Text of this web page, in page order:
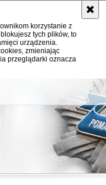
korzystanie z
tych plików, to
urządzenia.
zmieniając
przeglądarki oznacza